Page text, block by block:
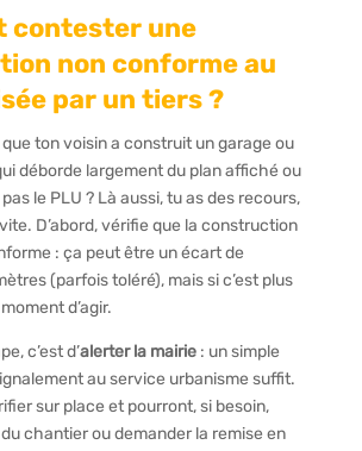
contester une
non conforme au
par un tiers ?
ton voisin a construit un garage ou
déborde largement du plan affiché ou
le PLU ? Là aussi, tu as des recours,
D’abord, vérifie que la construction
: ça peut être un écart de
(parfois toléré), mais si c’est plus
d’agir.
c’est d’alerter la mairie: un simple
au service urbanisme suffit.
sur place et pourront, si besoin,
chantier ou demander la remise en